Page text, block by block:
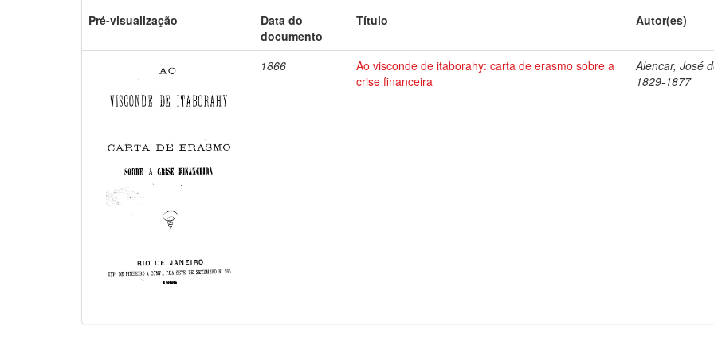
Pré-visualização
Data do
documento
Título Autor(es)
1866
Ao visconde de itaborahy: carta de erasmo sobre a
crise financeira
Alencar, José
1829-1877